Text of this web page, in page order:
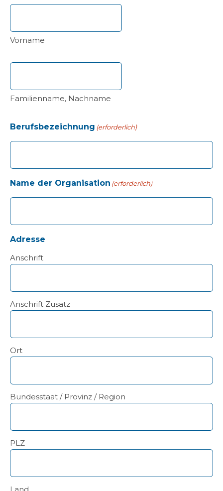
Vorname
Familienname, Nachname
Berufsbezeichnung (erforderlich)
Name der Organisation (erforderlich)
Adresse
Anschrift
Anschrift Zusatz
Ort
Bundesstaat / Provinz / Region
PLZ
Land